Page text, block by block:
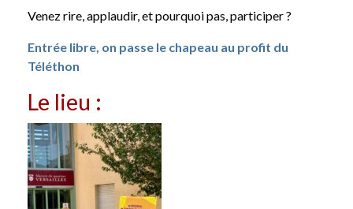
Venez rire, applaudir, et pourquoi pas, participer ?
Entrée libre, on passe le chapeau au profit du
Téléthon
Le lieu :